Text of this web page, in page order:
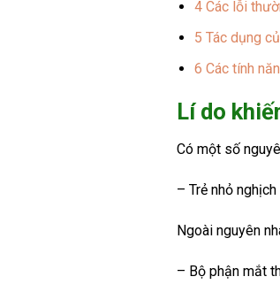
4 Các lỗi
5 Tác dụng
6 Các tính
Lí do
Có một số
– Trẻ nhỏ
Ngoài nguyên
– Bộ phận mắt